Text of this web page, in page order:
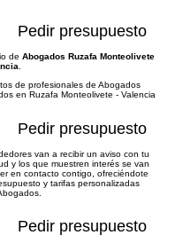
Pedir presupuesto
Pedir presupuesto
Pedir presupuesto
de Abogados Ruzafa Monteolivete
de profesionales de Abogados
en Ruzafa Monteolivete - Valencia
van a recibir un aviso con tu
y los que muestren interés se van
en contacto contigo, ofreciéndote
y tarifas personalizadas